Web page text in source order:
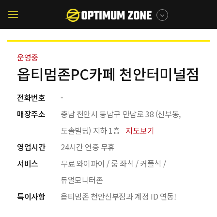
모바일
메뉴버튼
매장찾기
운영중
옵티멈존PC카페 천안터미널점
전화번호
-
매장주소
충남 천안시 동남구 만남로 38 (신부동,
도솔빌딩) 지하 1층 지도보기
영업시간
24시간 연중 무휴
서비스
무료 와이파이 / 룸 좌석 / 커플석 /
듀얼모니터존
특이사항
옵티멈존 천안신부점과 계정 ID 연동!